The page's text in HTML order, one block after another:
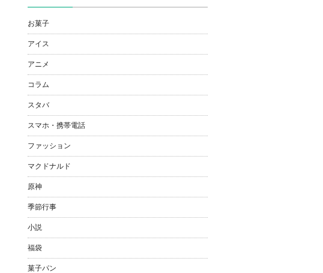
お菓子
アイス
アニメ
コラム
スタバ
スマホ・携帯電話
ファッション
マクドナルド
原神
季節行事
小説
福袋
菓子パン